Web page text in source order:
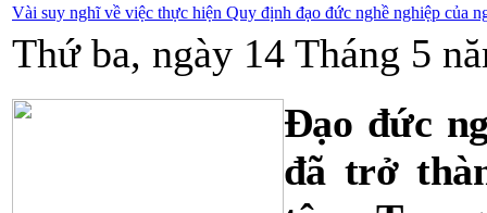
Vài suy nghĩ về việc thực hiện Quy định đạo đức nghề nghiệp của
Thứ ba, ngày 14 Tháng 5
Đạo đức
đã trở